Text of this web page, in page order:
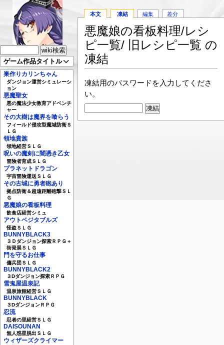
ゲーム作品タイトル
巣作りカリンちゃん
ダンジョン運営シミュレーシ
ョン
悪魔聖女
悪の魔法少女教育アドベンチ
ャー
その大樹は魔界を喰らう
フィールド侵攻型魔城防衛Ｓ
ＬＧ
領地貴族
領地経営ＳＬＧ
呪いの魔剣に闇憑き乙女
冒険者育成ＳＬＧ
プラネットドラゴン
宇宙冒険運送ＳＬＧ
その古城に勇者砲あり
拠点防衛＆超遠距離砲撃ＳＬ
Ｇ
悪魔娘の看板料理
飲食店経営シミュ
アウトベジタブルズ
怪盗ＳＬＧ
BUNNYBLACK3
３Ｄダンジョン探索ＲＰＧ＋
街発展ＳＬＧ
門を守るお仕事
傭兵団ＳＬＧ
BUNNYBLACK2
３Dダンジョン探索ＲＰＧ
雪鬼屋温泉記
温泉旅館経営ＳＬＧ
BUNNYBLACK
３DダンジョンＲＰＧ
忍流
忍者の里経営ＳＬＧ
DAISOUNAN
無人惑星脱出ＳＬＧ
ウィザーズクライマー
本文 凍結 編集 差分
悪魔娘の看板料理/レシ
ピ一覧/ 旧レシピ一覧 の
凍結
凍結用のパスワードを入力してくださ
い。